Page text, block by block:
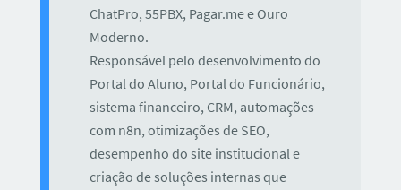
ChatPro, 55PBX, Pagar.me e Ouro
Moderno.
Responsável pelo desenvolvimento do
Portal do Aluno, Portal do Funcionário,
sistema financeiro, CRM, automações
com n8n, otimizações de SEO,
desempenho do site institucional e
criação de soluções internas que